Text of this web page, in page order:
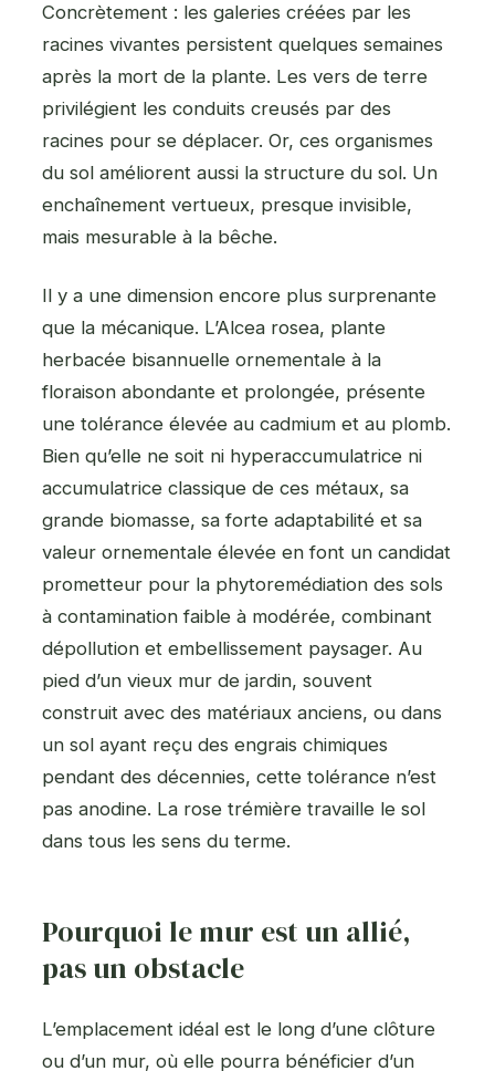
Concrètement : les galeries créées par les
racines vivantes persistent quelques semaines
après la mort de la plante. Les vers de terre
privilégient les conduits creusés par des
racines pour se déplacer. Or, ces organismes
du sol améliorent aussi la structure du sol. Un
enchaînement vertueux, presque invisible,
mais mesurable à la bêche.
Il y a une dimension encore plus surprenante
que la mécanique. L’Alcea rosea, plante
herbacée bisannuelle ornementale à la
floraison abondante et prolongée, présente
une tolérance élevée au cadmium et au plomb.
Bien qu’elle ne soit ni hyperaccumulatrice ni
accumulatrice classique de ces métaux, sa
grande biomasse, sa forte adaptabilité et sa
valeur ornementale élevée en font un candidat
prometteur pour la phytoremédiation des sols
à contamination faible à modérée, combinant
dépollution et embellissement paysager. Au
pied d’un vieux mur de jardin, souvent
construit avec des matériaux anciens, ou dans
un sol ayant reçu des engrais chimiques
pendant des décennies, cette tolérance n’est
pas anodine. La rose trémière travaille le sol
dans tous les sens du terme.
Pourquoi le mur est un allié,
pas un obstacle
L’emplacement idéal est le long d’une clôture
ou d’un mur, où elle pourra bénéficier d’un